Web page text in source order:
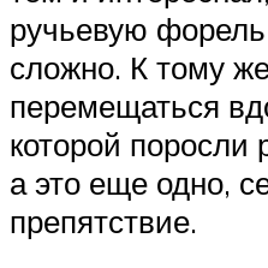
ручьевую
сложно. К тому
перемещаться
которой поросли
а это еще одно,
препятствие.